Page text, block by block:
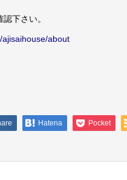
下さい。
about
Hatena Pocket